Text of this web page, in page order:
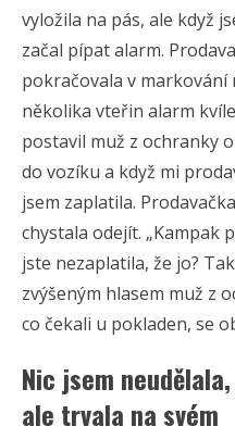
vyložila na pás, ale když
začal pípat alarm.
pokračovala v markování
několika vteřin alarm
postavil muž z ochranky
do vozíku a když mi
jsem zaplatila.
chystala odejít. „Kampak
jste nezaplatila, že jo?
zvýšeným hlasem muž z
co čekali u pokladen, se
Nic jsem
ale trvala na svém